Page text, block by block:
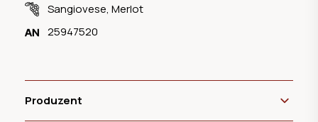
Sangiovese, Merlot
25947520
Produzent